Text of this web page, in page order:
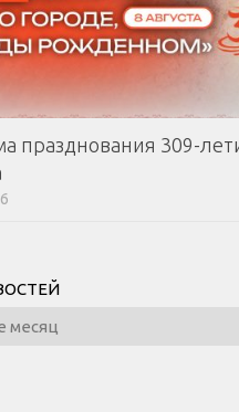
празднования 309-